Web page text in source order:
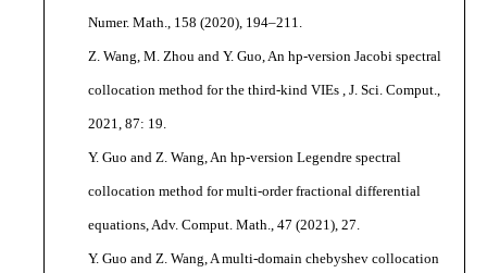
Numer. Math., 158 (2020), 194–211.
Z. Wang, M. Zhou and Y. Guo, An hp-version Jacobi spectral
collocation method for the third-kind VIEs , J. Sci. Comput.,
2021, 87: 19.
Y. Guo and Z. Wang, An hp-version Legendre spectral
collocation method for multi-order fractional differential
equations, Adv. Comput. Math., 47 (2021), 27.
Y. Guo and Z. Wang, A multi-domain chebyshev collocation